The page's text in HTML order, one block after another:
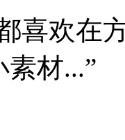
喜欢在
材...”